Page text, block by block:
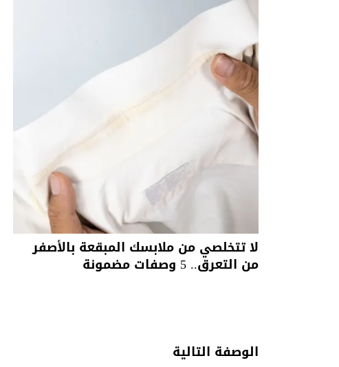
لا تتخلصي من ملابسك المبقعة بالأصفر
من التعرق.. 5 وصفات مضمونة
الوصفة التالية